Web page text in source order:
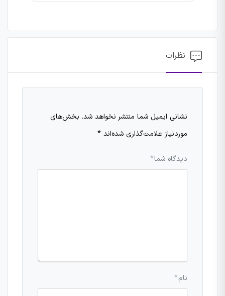
نظرات
نشانی ایمیل شما منتشر نخواهد شد. بخش‌های
موردنیاز علامت‌گذاری شده‌اند *
دیدگاه شما*
نام*